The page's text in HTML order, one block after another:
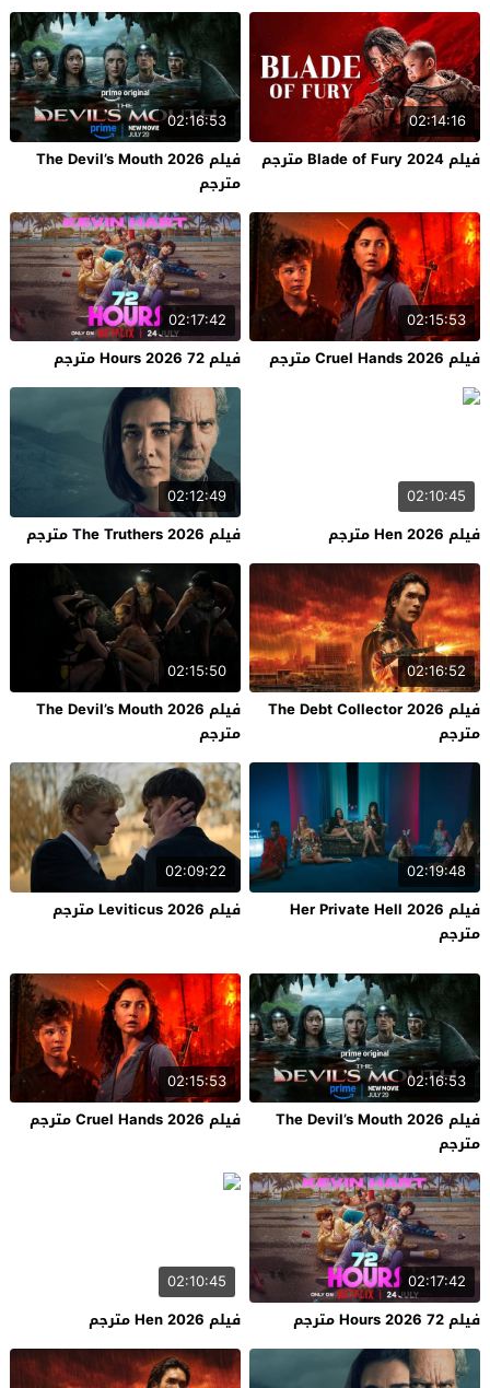
02:14:16
فيلم Blade of Fury 2024 مترجم
02:16:53
فيلم The Devil’s Mouth 2026
مترجم
02:15:53
فيلم Cruel Hands 2026 مترجم
02:17:42
فيلم 72 Hours 2026 مترجم
02:10:45
فيلم Hen 2026 مترجم
02:12:49
فيلم The Truthers 2026 مترجم
02:16:52
فيلم The Debt Collector 2026
مترجم
02:15:50
فيلم The Devil’s Mouth 2026
مترجم
02:19:48
فيلم Her Private Hell 2026
مترجم
02:09:22
فيلم Leviticus 2026 مترجم
02:16:53
فيلم The Devil’s Mouth 2026
مترجم
02:15:53
فيلم Cruel Hands 2026 مترجم
02:17:42
فيلم 72 Hours 2026 مترجم
02:10:45
فيلم Hen 2026 مترجم